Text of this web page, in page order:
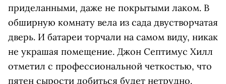
приделанными, даже не покрытыми лаком. В
обширную комнату вела из сада двустворчатая
дверь. И батареи торчали на самом виду, никак
не украшая помещение. Джон Септимус Хилл
отметил с профессиональной четкостью, что
пятен сырости добиться будет нетрудно.